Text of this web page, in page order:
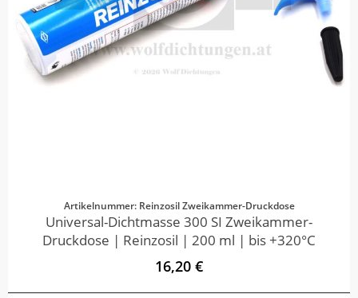
Artikelnummer: Reinzosil Zweikammer-Druckdose
Universal-Dichtmasse 300 SI Zweikammer-
Druckdose | Reinzosil | 200 ml | bis +320°C
16,20 €